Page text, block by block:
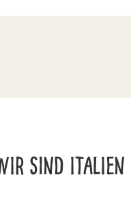
SIND ITALIEN